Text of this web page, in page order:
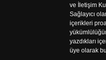
ve İletişim
Sağlayıcı
içerikleri
yazdıkları
üye olarak